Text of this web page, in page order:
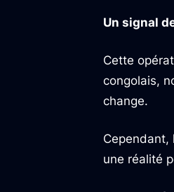
Un signal
Cette
congolais,
change.
Cependant,
une réalité